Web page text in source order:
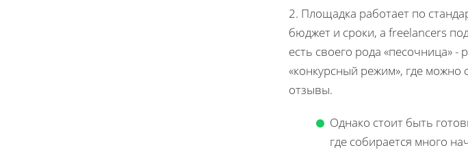
2. Площадка работает по
бюджет и сроки, а freelancers
есть своего рода «песочница»
«конкурсный режим», где
отзывы.
Однако стоит быть
где собирается много